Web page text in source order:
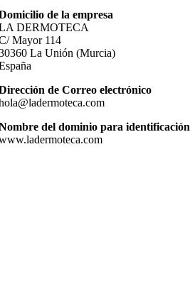
de la empresa
DERMOTECA
Mayor 114
La Unión (Murcia)
de Correo electrónico
del dominio para identificación